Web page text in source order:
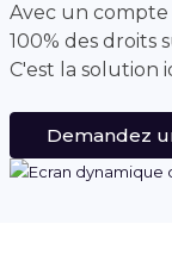
Avec un
100% des droits
C'est la solution
Demandez